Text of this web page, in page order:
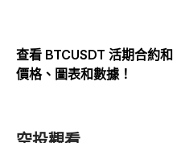
查看 BTCUSDT 活期合約
價格、圖表和數據！